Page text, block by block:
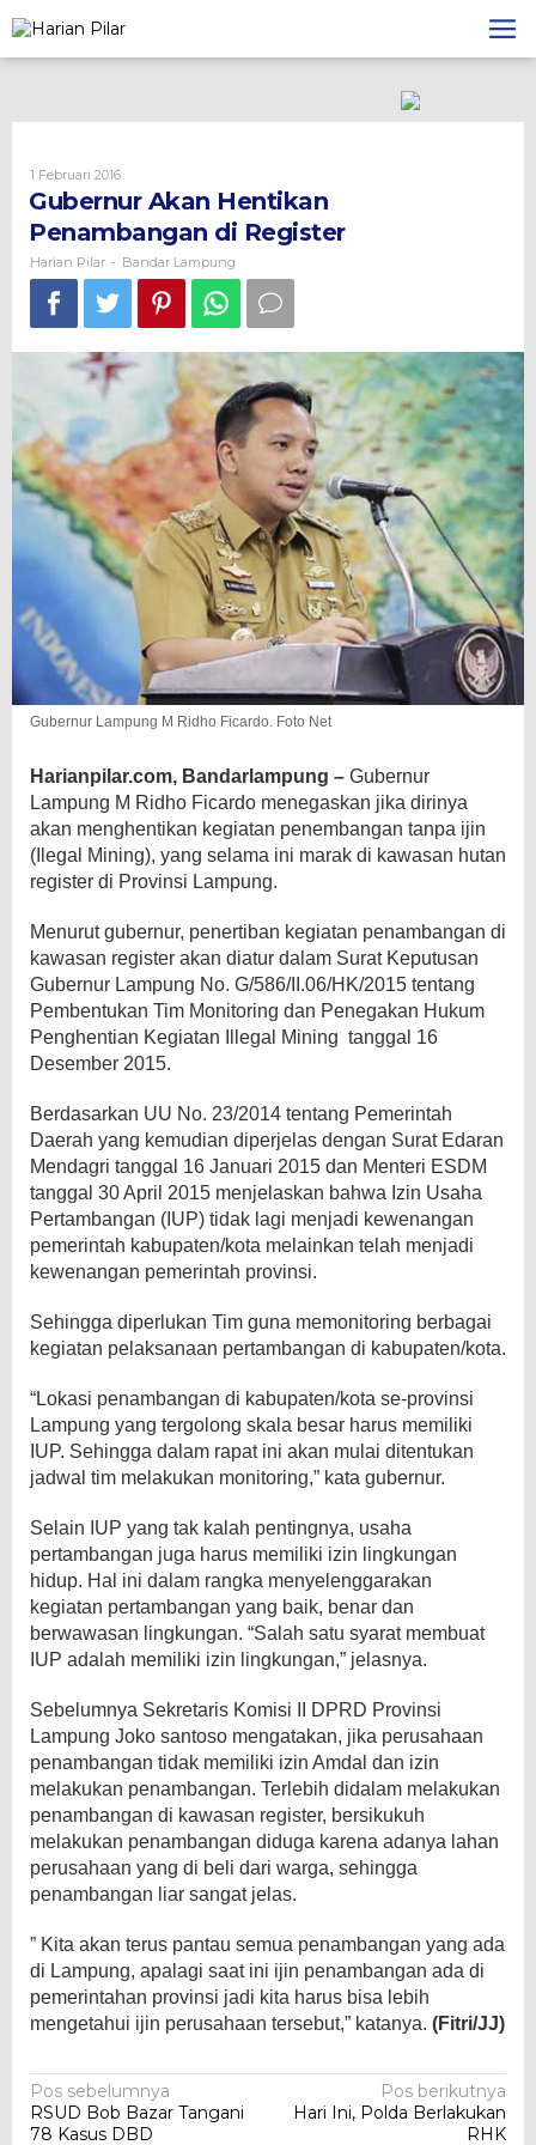
to
content
1 Februari 2016Oleh
Harian
Pilar
Gubernur Akan Hentikan
Penambangan di Register
Harian Pilar - Bandar Lampung
Gubernur Lampung M Ridho Ficardo. Foto Net
Harianpilar.com, Bandarlampung – Gubernur
Lampung M Ridho Ficardo menegaskan jika dirinya
akan menghentikan kegiatan penembangan tanpa ijin
(Ilegal Mining), yang selama ini marak di kawasan hutan
register di Provinsi Lampung.
Menurut gubernur, penertiban kegiatan penambangan di
kawasan register akan diatur dalam Surat Keputusan
Gubernur Lampung No. G/586/II.06/HK/2015 tentang
Pembentukan Tim Monitoring dan Penegakan Hukum
Penghentian Kegiatan Illegal Mining tanggal 16
Desember 2015.
Berdasarkan UU No. 23/2014 tentang Pemerintah
Daerah yang kemudian diperjelas dengan Surat Edaran
Mendagri tanggal 16 Januari 2015 dan Menteri ESDM
tanggal 30 April 2015 menjelaskan bahwa Izin Usaha
Pertambangan (IUP) tidak lagi menjadi kewenangan
pemerintah kabupaten/kota melainkan telah menjadi
kewenangan pemerintah provinsi.
Sehingga diperlukan Tim guna memonitoring berbagai
kegiatan pelaksanaan pertambangan di kabupaten/kota.
“Lokasi penambangan di kabupaten/kota se-provinsi
Lampung yang tergolong skala besar harus memiliki
IUP. Sehingga dalam rapat ini akan mulai ditentukan
jadwal tim melakukan monitoring,” kata gubernur.
Selain IUP yang tak kalah pentingnya, usaha
pertambangan juga harus memiliki izin lingkungan
hidup. Hal ini dalam rangka menyelenggarakan
kegiatan pertambangan yang baik, benar dan
berwawasan lingkungan. “Salah satu syarat membuat
IUP adalah memiliki izin lingkungan,” jelasnya.
Sebelumnya Sekretaris Komisi II DPRD Provinsi
Lampung Joko santoso mengatakan, jika perusahaan
penambangan tidak memiliki izin Amdal dan izin
melakukan penambangan. Terlebih didalam melakukan
penambangan di kawasan register, bersikukuh
melakukan penambangan diduga karena adanya lahan
perusahaan yang di beli dari warga, sehingga
penambangan liar sangat jelas.
” Kita akan terus pantau semua penambangan yang ada
di Lampung, apalagi saat ini ijin penambangan ada di
pemerintahan provinsi jadi kita harus bisa lebih
mengetahui ijin perusahaan tersebut,” katanya. (Fitri/JJ)
Navigasi
pos
Pos sebelumnya
RSUD Bob Bazar Tangani
78 Kasus DBD
Pos berikutnya
Hari Ini, Polda Berlakukan
RHK